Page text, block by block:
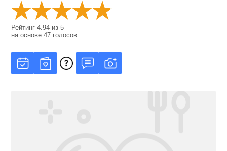
Рейтинг4.94 из5
на основе47 голосов